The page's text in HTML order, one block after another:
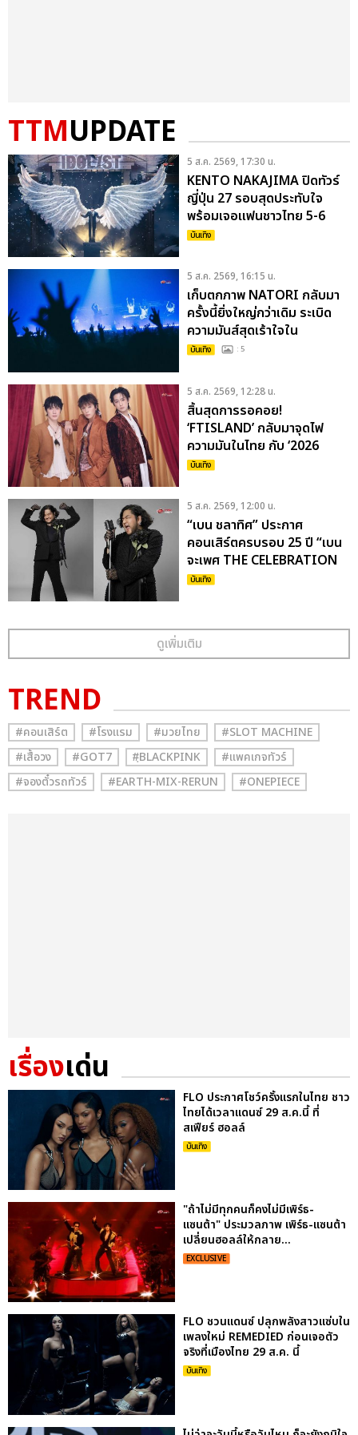
TTMUPDATE
5 ส.ค. 2569, 17:30 น.
KENTO NAKAJIMA ปิดทัวร์
ญี่ปุ่น 27 รอบสุดประทับใจ
พร้อมเจอแฟนชาวไทย 5-6
ก.ย. นี้
บันเทิง
5 ส.ค. 2569, 16:15 น.
เก็บตกภาพ NATORI กลับมา
ครั้งนี้ยิ่งใหญ่กว่าเดิม ระเบิด
ความมันส์สุดเร้าใจใน
NATORI ONE-MAN LIVE
IN BANGKOK
บันเทิง : 5
5 ส.ค. 2569, 12:28 น.
สิ้นสุดการรอคอย!
‘FTISLAND’ กลับมาจุดไฟ
ความมันในไทย กับ ‘2026
FTISLAND TOUR 0 — XIX
8 ส.ค. นี้
บันเทิง
5 ส.ค. 2569, 12:00 น.
“เบน ชลาทิศ” ประกาศ
คอนเสิร์ตครบรอบ 25 ปี “เบน
จะเพศ THE CELEBRATION
CONCERT” 6 มี.ค. 2570 ที่
บันเทิง
ดูเพิ่มเติม
TREND
#คอนเสิร์ต #โรงแรม #มวยไทย
#SLOT MACHINE
#เสื้อวง
#GOT7 #ฺBLACKPINK
#แพคเกจทัวร์
#จองตั๋วรถทัวร์
#EARTH-MIX-RERUN #ONEPIECE
เรื่องเด่น
FLO ประกาศโชว์ครั้งแรกในไทย ชาว
ไทยได้เวลาแดนซ์ 29 ส.ค.นี้ ที่
สเฟียร์ ฮอลล์
บันเทิง
"ถ้าไม่มีทุกคนก็คงไม่มีเพิร์ธ-
แซนต้า" ประมวลภาพ เพิร์ธ-แซนต้า
เปลี่ยนฮอลล์ให้กลาย...
EXCLUSIVE
FLO ชวนแดนซ์ ปลุกพลังสาวแซ่บใน
เพลงใหม่ REMEDIED ก่อนเจอตัว
จริงที่เมืองไทย 29 ส.ค. นี้
บันเทิง